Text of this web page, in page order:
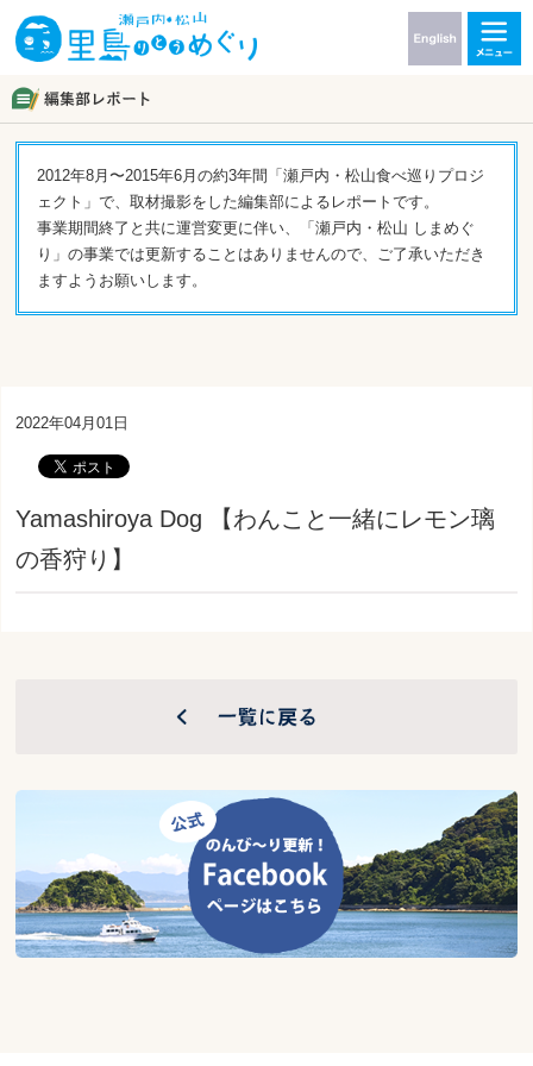
2012年8月〜2015年6月の約3年間「瀬戸内・松山食べ巡りプロジ
ェクト」で、取材撮影をした編集部によるレポートです。
事業期間終了と共に運営変更に伴い、「瀬戸内・松山 しまめぐ
り」の事業では更新することはありませんので、ご了承いただき
ますようお願いします。
2022年04月01日
Yamashiroya Dog 【わんこと一緒にレモン璃
の香狩り】